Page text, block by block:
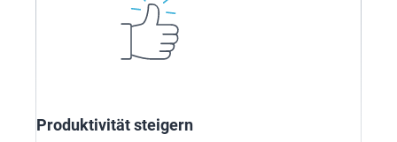
Produktivität steigern